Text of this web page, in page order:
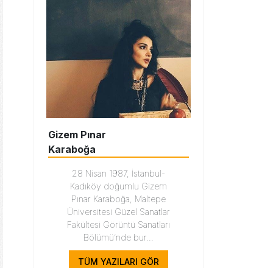
Gizem Pınar
Karaboğa
28 Nisan 1987, İstanbul-
Kadıköy doğumlu Gizem
Pınar Karaboğa, Maltepe
Üniversitesi Güzel Sanatlar
Fakültesi Görüntü Sanatları
Bölümü’nde bur...
TÜM YAZILARI GÖR